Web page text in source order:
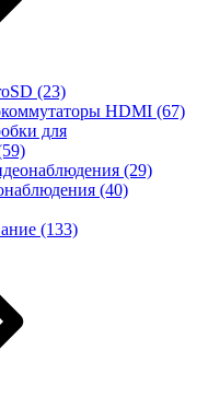
(23)
HDMI (67)
для
(29)
(40)
(133)